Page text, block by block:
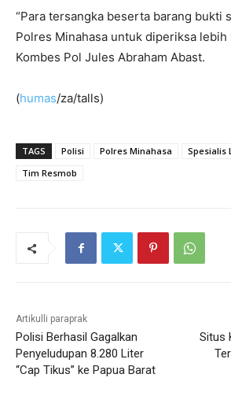
“Para tersangka beserta barang bukti
Polres Minahasa untuk diperiksa lebih
Kombes Pol Jules Abraham Abast.
(humas/za/talls)
TAGS Polisi Polres Minahasa Spesialis
Tim Resmob
Artikulli paraprak
Polisi Berhasil Gagalkan
Penyeludupan 8.280 Liter
“Cap Tikus” ke Papua Barat
Situs